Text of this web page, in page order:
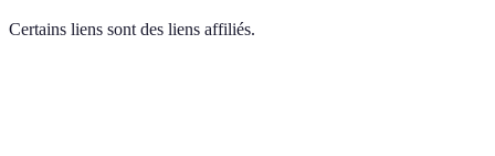
Certains liens sont des liens affiliés.